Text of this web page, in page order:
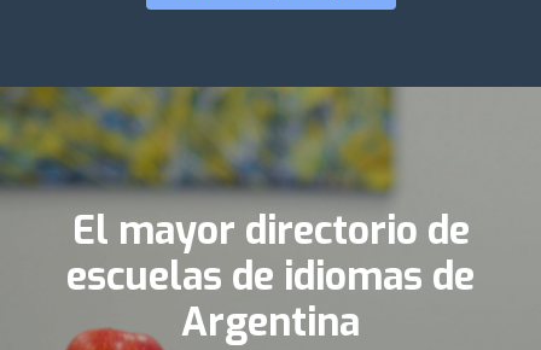
El mayor directorio de
escuelas de idiomas de
Argentina